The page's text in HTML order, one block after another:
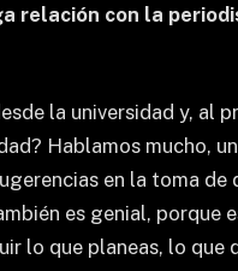
con la
la universidad y, al
Hablamos mucho,
en la toma de
es genial, porque
lo que planeas, lo que